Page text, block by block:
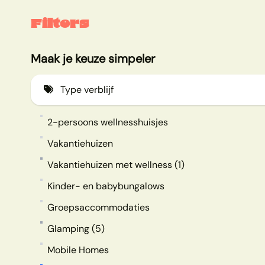
Filters
Maak je keuze simpeler
Type verblijf
2-persoons wellnesshuisjes
Vakantiehuizen
Vakantiehuizen met wellness (1)
Kinder- en babybungalows
Groepsaccommodaties
Glamping (5)
Mobile Homes